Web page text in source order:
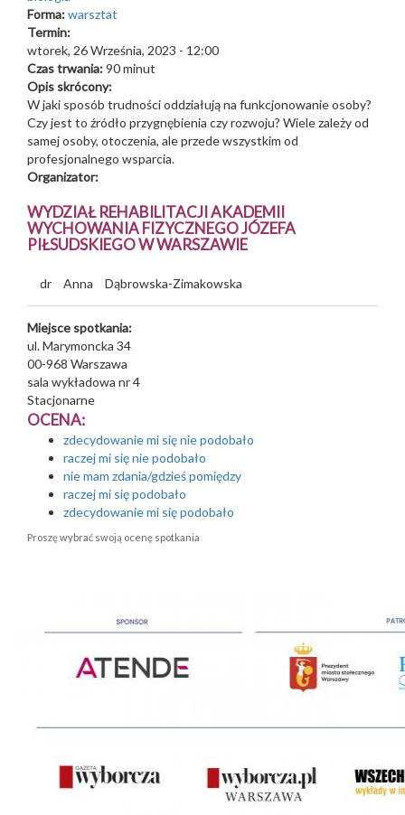
Forma:warsztat
Termin:
wtorek, 26 Września, 2023 - 12:00
Czas trwania:90 minut
Opis skrócony:
W jaki sposób trudności oddziałują na funkcjonowanie osoby?
Czy jest to źródło przygnębienia czy rozwoju? Wiele zależy od
samej osoby, otoczenia, ale przede wszystkim od
profesjonalnego wsparcia.
Organizator:
WYDZIAŁ REHABILITACJI AKADEMII
WYCHOWANIA FIZYCZNEGO JÓZEFA
PIŁSUDSKIEGO W WARSZAWIE
dr Anna Dąbrowska-Zimakowska
Miejsce spotkania:
ul. Marymoncka 34
00-968 Warszawa
sala wykładowa nr 4
Stacjonarne
OCENA:
zdecydowanie mi się nie podobało
raczej mi się nie podobało
nie mam zdania/gdzieś pomiędzy
raczej mi się podobało
zdecydowanie mi się podobało
Proszę wybrać swoją ocenę spotkania